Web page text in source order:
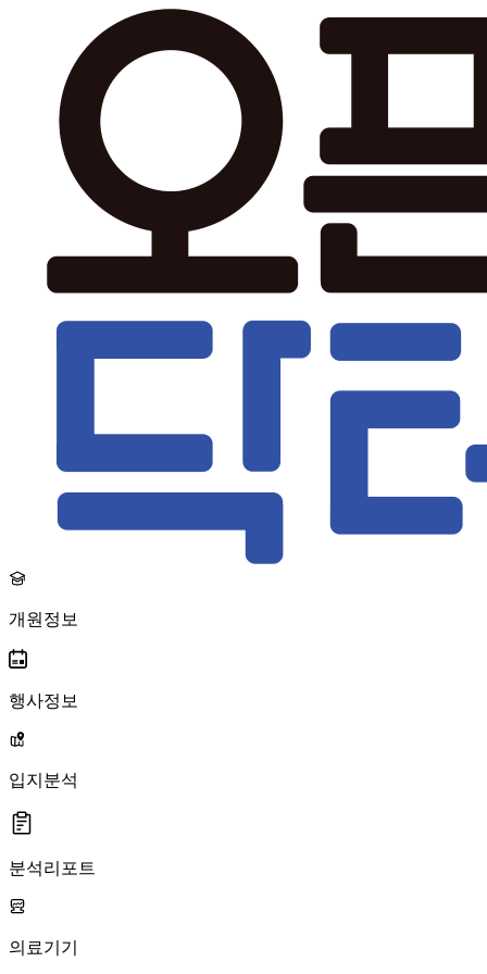
개원정보
행사정보
입지분석
분석리포트
의료기기